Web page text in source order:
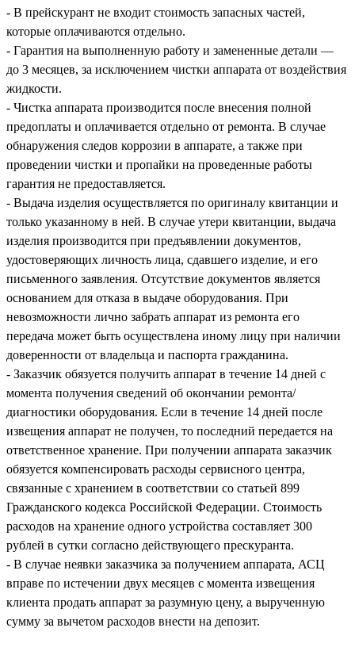
- В прейскурант не входит стоимость запасных частей,
которые оплачиваются отдельно.
- Гарантия на выполненную работу и замененные детали —
до 3 месяцев, за исключением чистки аппарата от воздействия
жидкости.
- Чистка аппарата производится после внесения полной
предоплаты и оплачивается отдельно от ремонта. В случае
обнаружения следов коррозии в аппарате, а также при
проведении чистки и пропайки на проведенные работы
гарантия не предоставляется.
- Выдача изделия осуществляется по оригиналу квитанции и
только указанному в ней. В случае утери квитанции, выдача
изделия производится при предъявлении документов,
удостоверяющих личность лица, сдавшего изделие, и его
письменного заявления. Отсутствие документов является
основанием для отказа в выдаче оборудования. При
невозможности лично забрать аппарат из ремонта его
передача может быть осуществлена иному лицу при наличии
доверенности от владельца и паспорта гражданина.
- Заказчик обязуется получить аппарат в течение 14 дней с
момента получения сведений об окончании ремонта/
диагностики оборудования. Если в течение 14 дней после
извещения аппарат не получен, то последний передается на
ответственное хранение. При получении аппарата заказчик
обязуется компенсировать расходы сервисного центра,
связанные с хранением в соответствии со статьей 899
Гражданского кодекса Российской Федерации. Стоимость
расходов на хранение одного устройства составляет 300
рублей в сутки согласно действующего прескуранта.
- В случае неявки заказчика за получением аппарата, АСЦ
вправе по истечении двух месяцев с момента извещения
клиента продать аппарат за разумную цену, а вырученную
сумму за вычетом расходов внести на депозит.